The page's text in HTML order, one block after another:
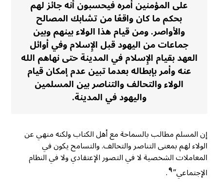
على المؤمنين أمره فيحسبون أنه جائز لهم
بحكم ما كان واقعًا من تشابك المصالح
والأواصر. ومن قيام هذا الولاء بينهم وبين
جماعات من اليهود قبل الإِسلام وفي أوائل
العهد بقيام الإِسلام في المدينة حتى نهاهم الله
عنه وأمر بإبطاله بعدما تبين عدم إمكان قيام
الولاء والتحالف والتناصر بين المسلمين
واليهود في المدينة.
إن المسلم مطالب بالسماحة مع أهل الكتاب ولكنه منهي عن
الولاء لهم بمعنى التناصر والتحالف. والتسامح يكون في
المعاملات الشخصية لا في التصور الإعتقادي ولا في النظام
الإجتماعي”٩.